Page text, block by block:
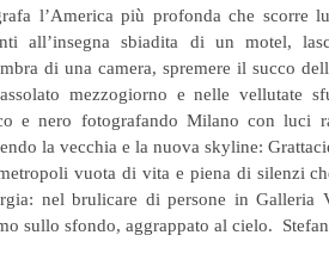
l’America più profonda che scorre
all’insegna sbiadita di un motel,
di una camera, spremere il succo
mezzogiorno e nelle vellutate
e nero fotografando Milano con luci
la vecchia e la nuova skyline:
vuota di vita e piena di silenzi
nel brulicare di persone in Galleria
sullo sfondo, aggrappato al cielo.